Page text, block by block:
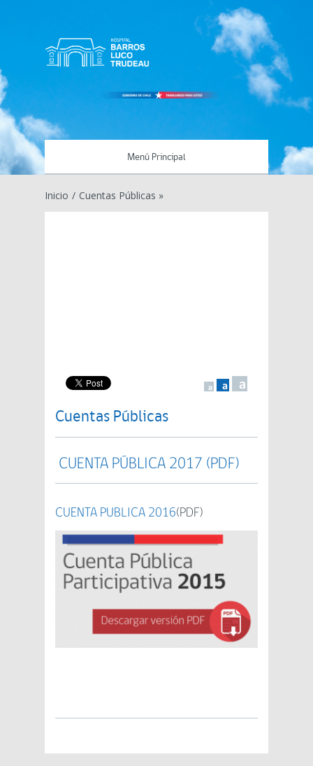
Menú Principal
Inicio / Cuentas Públicas »
a a a
Cuentas Públicas
CUENTA PÚBLICA 2017 (PDF)
CUENTA PUBLICA 2016(PDF)